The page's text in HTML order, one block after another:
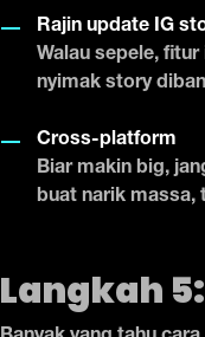
Rajin update IG
Walau sepele,
nyimak story
Cross-platform
Biar makin big,
buat narik massa,
Langkah